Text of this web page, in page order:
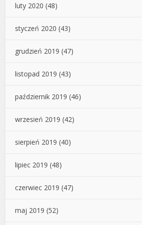
luty 2020 (48)
styczeń 2020 (43)
grudzień 2019 (47)
listopad 2019 (43)
październik 2019 (46)
wrzesień 2019 (42)
sierpień 2019 (40)
lipiec 2019 (48)
czerwiec 2019 (47)
maj 2019 (52)